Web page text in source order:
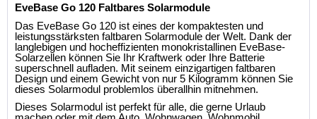
EveBase Go 120 Faltbares Solarmodule
Das EveBase Go 120 ist eines der kompaktesten und
leistungsstärksten faltbaren Solarmodule der Welt. Dank der
langlebigen und hocheffizienten monokristallinen EveBase-
Solarzellen können Sie Ihr Kraftwerk oder Ihre Batterie
superschnell aufladen. Mit seinem einzigartigen faltbaren
Design und einem Gewicht von nur 5 Kilogramm können Sie
dieses Solarmodul problemlos überallhin mitnehmen.
Dieses Solarmodul ist perfekt für alle, die gerne Urlaub